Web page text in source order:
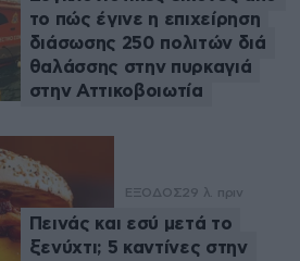
το πώς έγινε η επιχείρηση
διάσωσης 250 πολιτών διά
θαλάσσης στην πυρκαγιά
στην Αττικοβοιωτία
ΕΞΟΔΟΣ29 λ. πριν
Πεινάς και εσύ μετά το
ξενύχτι; 5 καντίνες στην